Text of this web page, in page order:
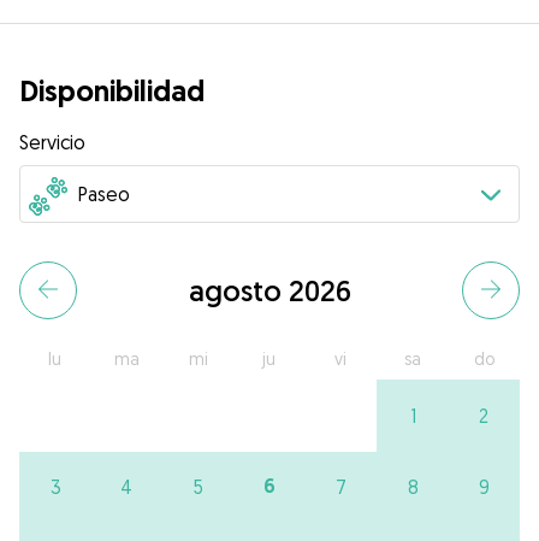
Disponibilidad
Servicio
agosto 2026
lu ma mi ju vi sa do
1 2
3 4 5 6 7 8 9